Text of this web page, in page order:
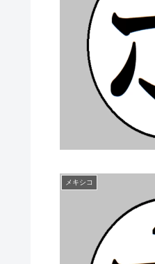
メキシコ